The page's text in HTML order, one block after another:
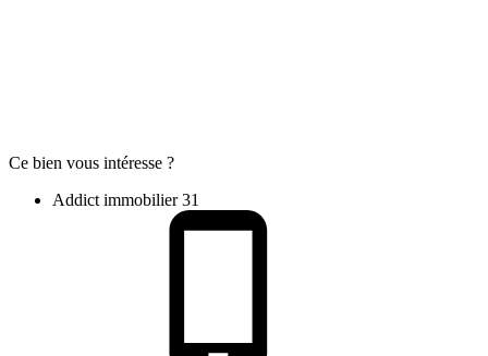
Ce bien vous intéresse ?
Addict immobilier 31